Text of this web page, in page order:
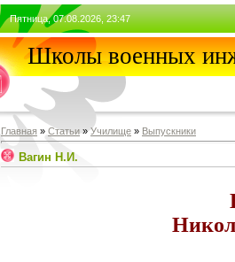
Пятница, 07.08.2026, 23:47
Школы военных
Главная » Статьи »Училищe » Выпускники
Вагин Н.И.